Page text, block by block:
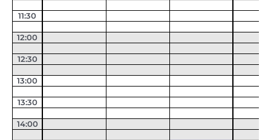
11:30
12:00
12:30
13:00
13:30
14:00